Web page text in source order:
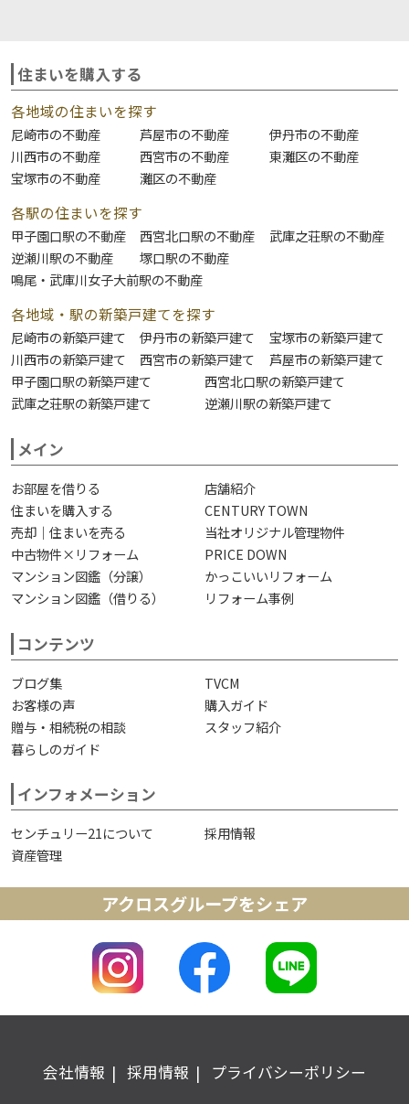
住まいを購入する
各地域の住まいを探す
尼崎市の不動産 芦屋市の不動産
伊丹市の不動産
川西市の不動産
西宮市の不動産
東灘区の不動産
宝塚市の不動産
灘区の不動産
各駅の住まいを探す
甲子園口駅の不動産 西宮北口駅の不動産
武庫之荘駅の不動産
逆瀬川駅の不動産
塚口駅の不動産
鳴尾・武庫川女子大前駅の不動産
各地域・駅の新築戸建てを探す
尼崎市の新築戸建て 伊丹市の新築戸建て
宝塚市の新築戸建て
川西市の新築戸建て
西宮市の新築戸建て
芦屋市の新築戸建て
甲子園口駅の新築戸建て
西宮北口駅の新築戸建て
武庫之荘駅の新築戸建て
逆瀬川駅の新築戸建て
メイン
お部屋を借りる
店舗紹介
住まいを購入する
CENTURY TOWN
売却｜住まいを売る
当社オリジナル管理物件
中古物件×リフォーム
PRICE DOWN
マンション図鑑（分譲）
かっこいいリフォーム
マンション図鑑（借りる）
リフォーム事例
コンテンツ
ブログ集
TVCM
お客様の声
購入ガイド
贈与・相続税の相談
スタッフ紹介
暮らしのガイド
インフォメーション
センチュリー21について
採用情報
資産管理
アクロスグループをシェア
会社情報 採用情報 プライバシーポリシー